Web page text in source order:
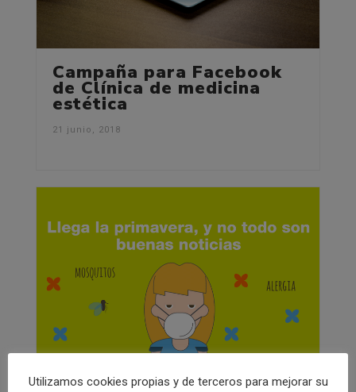
Campaña para Facebook
de Clínica de medicina
estética
21 junio, 2018
Utilizamos cookies propias y de terceros para mejorar su